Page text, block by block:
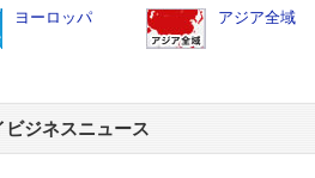
ヨーロッパ アジア全域
ビジネスニュース